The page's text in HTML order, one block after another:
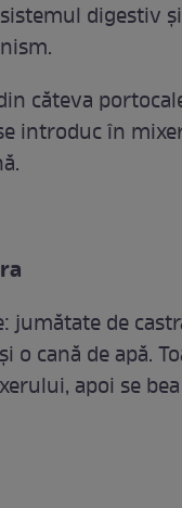
digestiv
căteva
introduc în
jumătate de
şi o cană de apă.
apoi se